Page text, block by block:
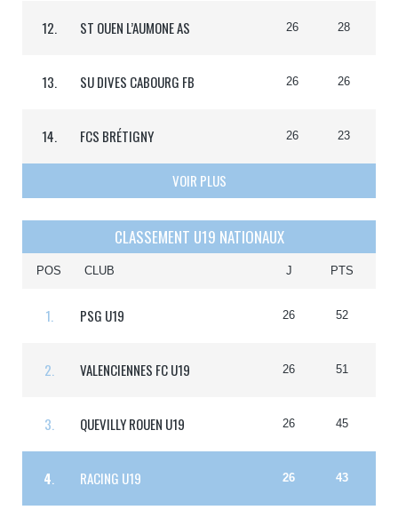
12. ST OUEN L’AUMONE AS 26 28
13. SU DIVES CABOURG FB 26 26
14. FCS BRÉTIGNY 26 23
VOIR PLUS
CLASSEMENT U19 NATIONAUX
POS CLUB J PTS
1. PSG U19 26 52
2. VALENCIENNES FC U19 26 51
3. QUEVILLY ROUEN U19 26 45
4 RACING U19 26 43